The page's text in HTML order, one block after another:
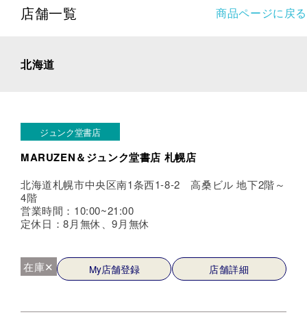
店舗一覧 商品ページに戻る
北海道
ジュンク堂書店
MARUZEN＆ジュンク堂書店 札幌店
北海道札幌市中央区南1条西1-8-2 高桑ビル 地下2階～
4階
営業時間：10:00~21:00
定休日：8月無休、9月無休
在庫✕ My店舗登録 店舗詳細